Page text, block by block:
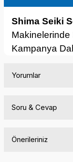
Shima Seiki
Makinelerinde
Kampanya
Yorumlar
Soru & Cevap
Önerileriniz